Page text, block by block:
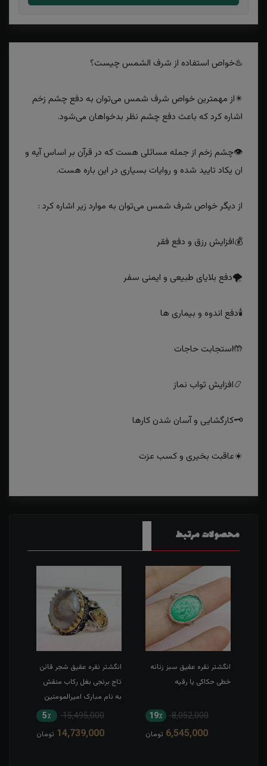
♨️خواص استفاده از شرف الشمس چیست؟
✴️از مهمترین خواص شرف شمس می‌توان به دفع چشم زخم
اشاره کرد که باعث دفع چشم نظر بدخواهان می‌شود.
👁چشم زخم از جمله مسائلی هست که در قرآن بر اساس آیه و
ان یکاد تایید شده و روایات بسیاری در این باره هست.
از دیگر خواص شرف شمس می‌توان به موارد زیر اشاره کرد :
💰افزایش رزق و دفع فقر
🌪دفع بلایای طبیعی و ایمنی سفر
🕯دفع اندوه و بیماری‌ ها
🤲استجابت حاجات
📿افزایش ثواب نماز
🗝کارگشایی و آسان‌ شدن کارها
☀️عاقبت بخیری و کسب عزت
محصولات مرتبط
انگشتر نقره عقیق سبز زنانه
خطی حکاکی یا رقیه
8,052,000 19٪
6,545,000 تومان
انگشتر نقره عقیق شجر قائن
تاج برنجی بغل رکاب منقش
به نام مبارک امیرالمومنین
15,495,000 5٪
14,739,000 تومان